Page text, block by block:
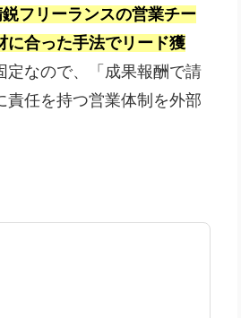
ージャー
フリーランスの営業チー
に合った手法でリード獲
定なので、「成果報酬で請
任を持つ営業体制を外部